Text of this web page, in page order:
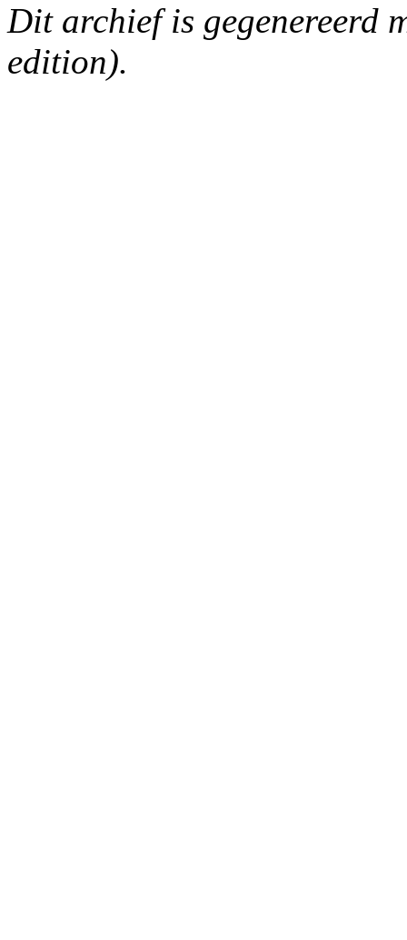
Dit archief is gegenereerd
edition).